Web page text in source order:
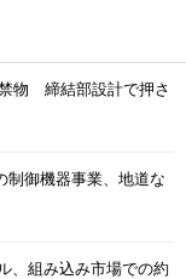
物 締結部設計で押さ
制御機器事業、地道な
、組み込み市場での約